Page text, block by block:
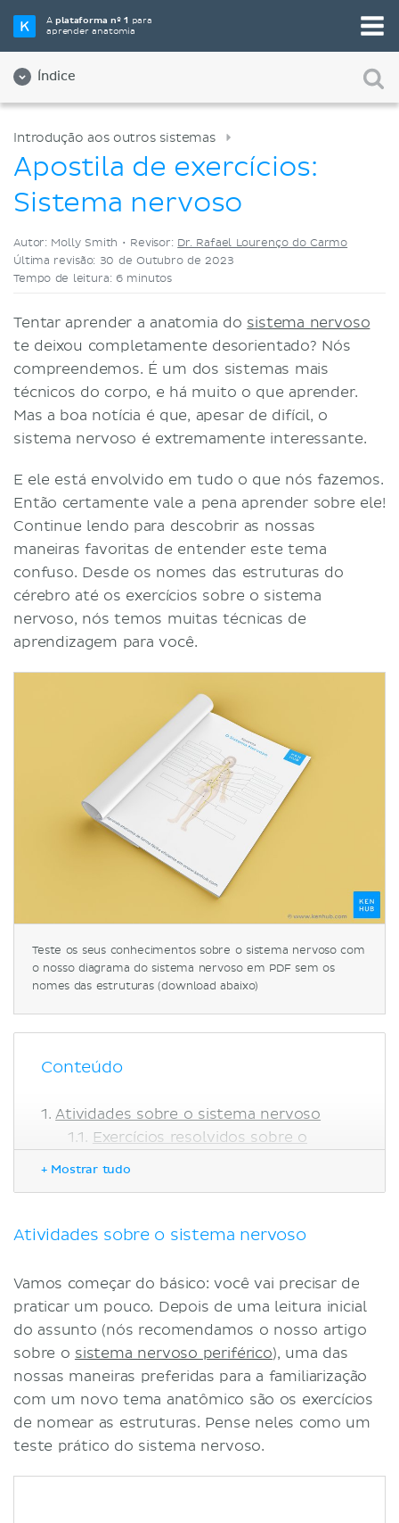
Aplataforma nº 1 para
aprender anatomia
Índice
Selecione a sua ferramenta de estudo favorita
Videoaulas
Introdução aos outros sistemas
Apostila de exercícios:
Sistema nervoso
Autor: Molly Smith • Revisor: Dr. Rafael Lourenço do Carmo
Última revisão: 30 de Outubro de 2023
Tempo de leitura: 6 minutos
Tentar aprender a anatomia do sistema nervoso
te deixou completamente desorientado? Nós
compreendemos. É um dos sistemas mais
técnicos do corpo, e há muito o que aprender.
Mas a boa notícia é que, apesar de difícil, o
sistema nervoso é extremamente interessante.
E ele está envolvido em tudo o que nós fazemos.
Então certamente vale a pena aprender sobre ele!
Continue lendo para descobrir as nossas
maneiras favoritas de entender este tema
confuso. Desde os nomes das estruturas do
cérebro até os exercícios sobre o sistema
nervoso, nós temos muitas técnicas de
aprendizagem para você.
Teste os seus conhecimentos sobre o sistema nervoso com
o nosso diagrama do sistema nervoso em PDF sem os
nomes das estruturas (download abaixo)
Conteúdo
Atividades sobre o sistema nervoso
Exercícios resolvidos sobre o
Quizzes sobre o sistema nervoso
+ Mostrar tudo
Atividades sobre o sistema nervoso
Vamos começar do básico: você vai precisar de
praticar um pouco. Depois de uma leitura inicial
do assunto (nós recomendamos o nosso artigo
sobre o sistema nervoso periférico), uma das
nossas maneiras preferidas para a familiarização
com um novo tema anatômico são os exercícios
de nomear as estruturas. Pense neles como um
teste prático do sistema nervoso.